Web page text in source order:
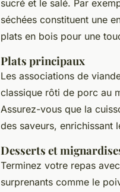
sucré et le salé. Par
séchées constituent une
plats en bois pour une
Plats principaux
Les associations de
classique rôti de porc au
Assurez-vous que la
des saveurs,
Desserts et
Terminez votre repas
surprenants comme le